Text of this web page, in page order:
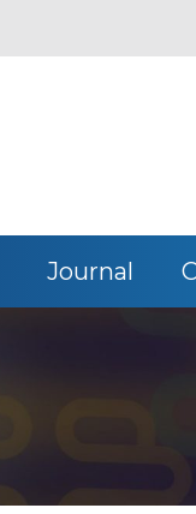
Journal